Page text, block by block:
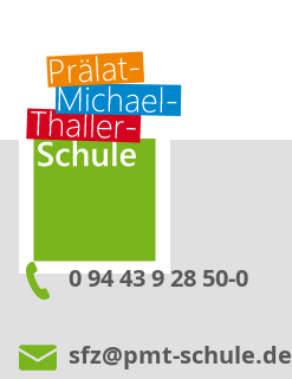
0 94 43 9 28 50-0
sfz@pmt-schule.de